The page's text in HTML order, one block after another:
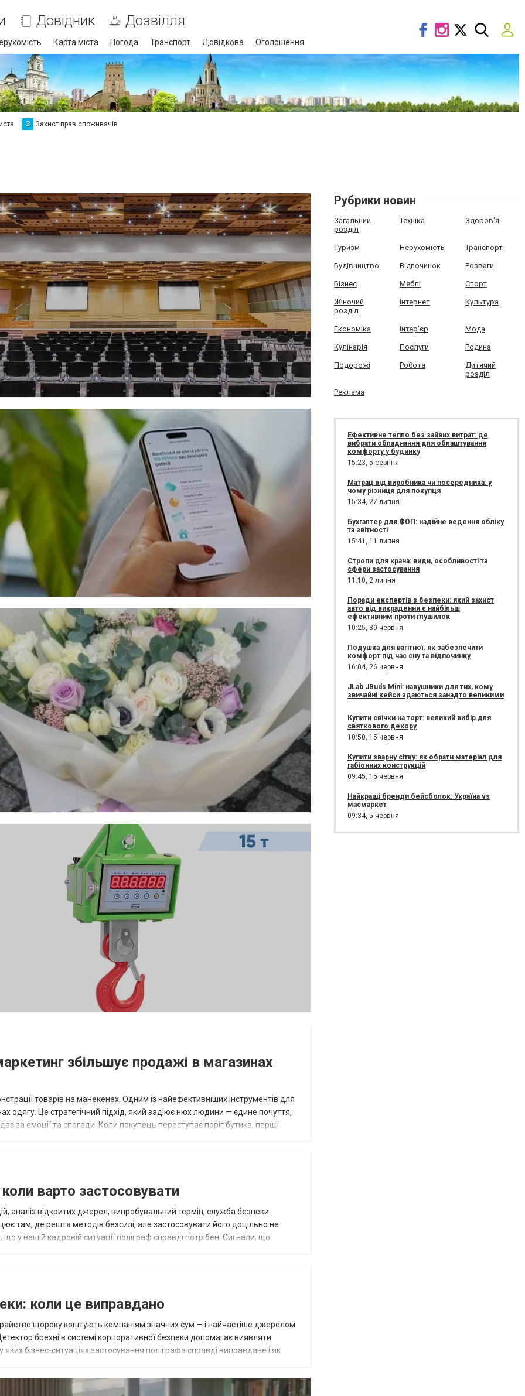
Довідник Дозвілля
Карта міста Погода Транспорт Довідкова Оголошення
З Захист прав споживачів
збільшує продажі в магазинах
товарів на манекенах. Одним із найефективніших інструментів для
одягу. Це стратегічний підхід, який задіює нюх людини — єдине почуття,
за емоції та спогади. Коли покупець переступає поріг бутика, перші
варто застосовувати
аналіз відкритих джерел, випробувальний термін, служба безпеки.
там, де решта методів безсилі, але застосовувати його доцільно не
у вашій кадровій ситуації поліграф справді потрібен. Сигнали, що
коли це виправдано
щороку коштують компаніям значних сум — і найчастіше джерелом
брехні в системі корпоративної безпеки допомагає виявляти
бізнес-ситуаціях застосування поліграфа справді виправдане і як
Рубрики новин
Загальний
розділ
Техніка Здоров'я
Туризм Нерухомість Транспорт
Будівництво Відпочинок Розваги
Бізнес Меблі Спорт
Жіночий
розділ
Інтернет Культура
Економіка Інтер'єр Мода
Кулінарія Послуги Родина
Подорожі Робота
Дитячий
розділ
Реклама
Ефективне тепло без зайвих витрат: де
вибрати обладнання для облаштування
комфорту у будинку
15:23, 5 серпня
Матрац від виробника чи посередника: у
чому різниця для покупця
15:34, 27 липня
Бухгалтер для ФОП: надійне ведення обліку
та звітності
15:41, 11 липня
Стропи для крана: види, особливості та
сфери застосування
11:10, 2 липня
Поради експертів з безпеки: який захист
авто від викрадення є найбільш
ефективним проти глушилок
10:25, 30 червня
Подушка для вагітної: як забезпечити
комфорт під час сну та відпочинку
16:04, 26 червня
JLab JBuds Mini: навушники для тих, кому
звичайні кейси здаються занадто великими
Купити свічки на торт: великий вибір для
святкового декору
10:50, 15 червня
Купити зварну сітку: як обрати матеріал для
габіонних конструкцій
09:45, 15 червня
Найкращі бренди бейсболок: Україна vs
масмаркет
09:34, 5 червня